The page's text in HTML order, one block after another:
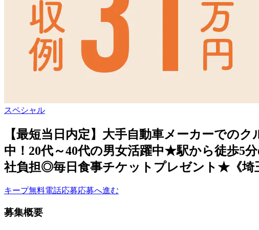
スペシャル
【最短当日内定】大手自動車メーカーでの
中！20代～40代の男女活躍中★駅から徒歩5
社負担◎毎日食事チケットプレゼント★《埼
キープ無料電話応募応募へ進む
募集概要